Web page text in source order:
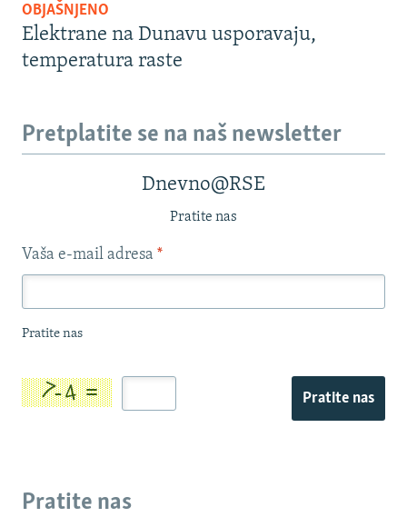
OBJAŠNJENO
Elektrane na Dunavu usporavaju,
temperatura raste
Pretplatite se na naš newsletter
Dnevno@RSE
Pratite nas
Vaša e-mail adresa *
Pratite nas
Pratite nas
Pratite nas